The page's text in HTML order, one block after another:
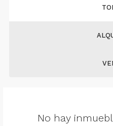
No hay